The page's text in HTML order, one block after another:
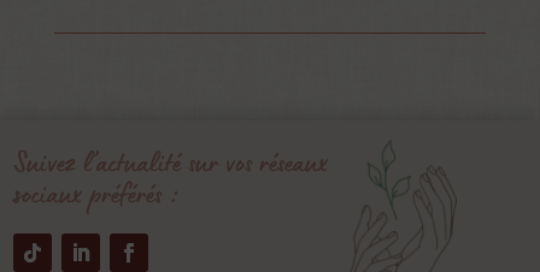
Suivez l’actualité sur vos réseaux
sociaux préférés :